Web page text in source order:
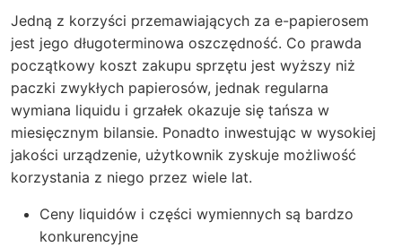
Jedną z korzyści przemawiających za e-papierosem
jest jego długoterminowa oszczędność. Co prawda
początkowy koszt zakupu sprzętu jest wyższy niż
paczki zwykłych papierosów, jednak regularna
wymiana liquidu i grzałek okazuje się tańsza w
miesięcznym bilansie. Ponadto inwestując w wysokiej
jakości urządzenie, użytkownik zyskuje możliwość
korzystania z niego przez wiele lat.
Ceny liquidów i części wymiennych są bardzo
konkurencyjne